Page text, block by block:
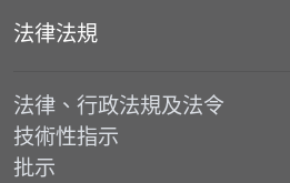
法律法規
法律、行政法規及法令
技術性指示
批示